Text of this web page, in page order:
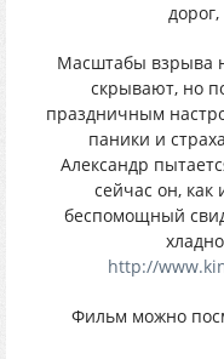
Масштабы взрыва
скрывают, но
праздничным
паники и
Александр
сейчас он,
беспомощный
http://
Фильм можно